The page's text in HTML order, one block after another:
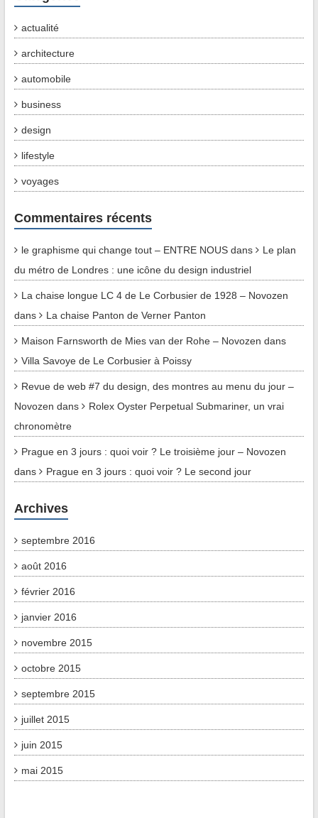
actualité
architecture
automobile
business
design
lifestyle
voyages
Commentaires récents
le graphisme qui change tout – ENTRE NOUSdans
Le plan
du métro de Londres : une icône du design industriel
La chaise longue LC 4 de Le Corbusier de 1928 – Novozen
dans
La chaise Panton de Verner Panton
Maison Farnsworth de Mies van der Rohe – Novozen dans
Villa Savoye de Le Corbusier à Poissy
Revue de web #7 du design, des montres au menu du jour –
Novozen dans
Rolex Oyster Perpetual Submariner, un vrai
chronomètre
Prague en 3 jours : quoi voir ? Le troisième jour – Novozen
dans
Prague en 3 jours : quoi voir ? Le second jour
Archives
septembre 2016
août 2016
février 2016
janvier 2016
novembre 2015
octobre 2015
septembre 2015
juillet 2015
juin 2015
mai 2015